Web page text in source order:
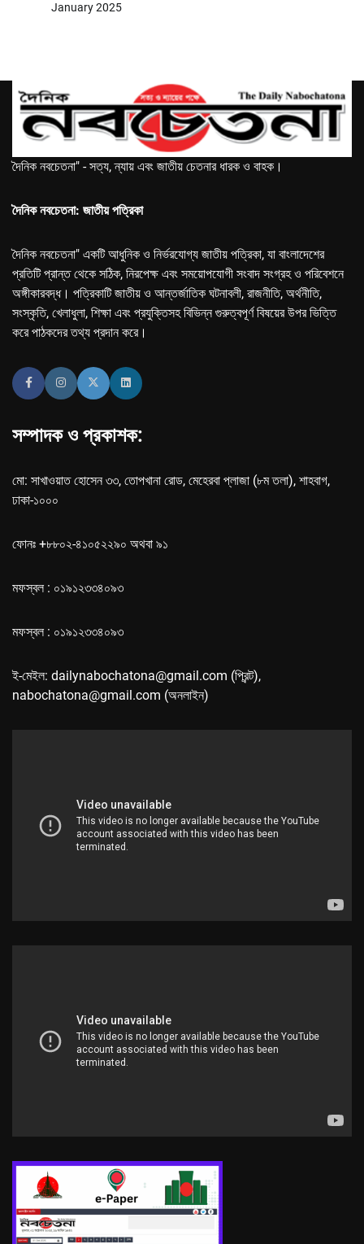
January 2025
দৈনিক নবচেতনা" - সত্য, ন্যায় এবং জাতীয় চেতনার ধারক ও বাহক।
দৈনিক নবচেতনা: জাতীয় পত্রিকা
দৈনিক নবচেতনা" একটি আধুনিক ও নির্ভরযোগ্য জাতীয় পত্রিকা, যা বাংলাদেশের
প্রতিটি প্রান্ত থেকে সঠিক, নিরপেক্ষ এবং সময়োপযোগী সংবাদ সংগ্রহ ও পরিবেশনে
অঙ্গীকারবদ্ধ। পত্রিকাটি জাতীয় ও আন্তর্জাতিক ঘটনাবলী, রাজনীতি, অর্থনীতি,
সংস্কৃতি, খেলাধুলা, শিক্ষা এবং প্রযুক্তিসহ বিভিন্ন গুরুত্বপূর্ণ বিষয়ের উপর ভিত্তি
করে পাঠকদের তথ্য প্রদান করে।
সম্পাদক ও প্রকাশক:
মো: সাখাওয়াত হোসেন ৩৩, তোপখানা রোড, মেহেরবা প্লাজা (৮ম তলা), শাহবাগ,
ঢাকা-১০০০
ফোনঃ +৮৮০২-৪১০৫২২৯০ অথবা ৯১
মফস্বল : ০১৯১২৩৩৪০৯৩
মফস্বল : ০১৯১২৩৩৪০৯৩
ই-মেইল: dailynabochatona@gmail.com (প্রিন্ট),
nabochatona@gmail.com (অনলাইন)